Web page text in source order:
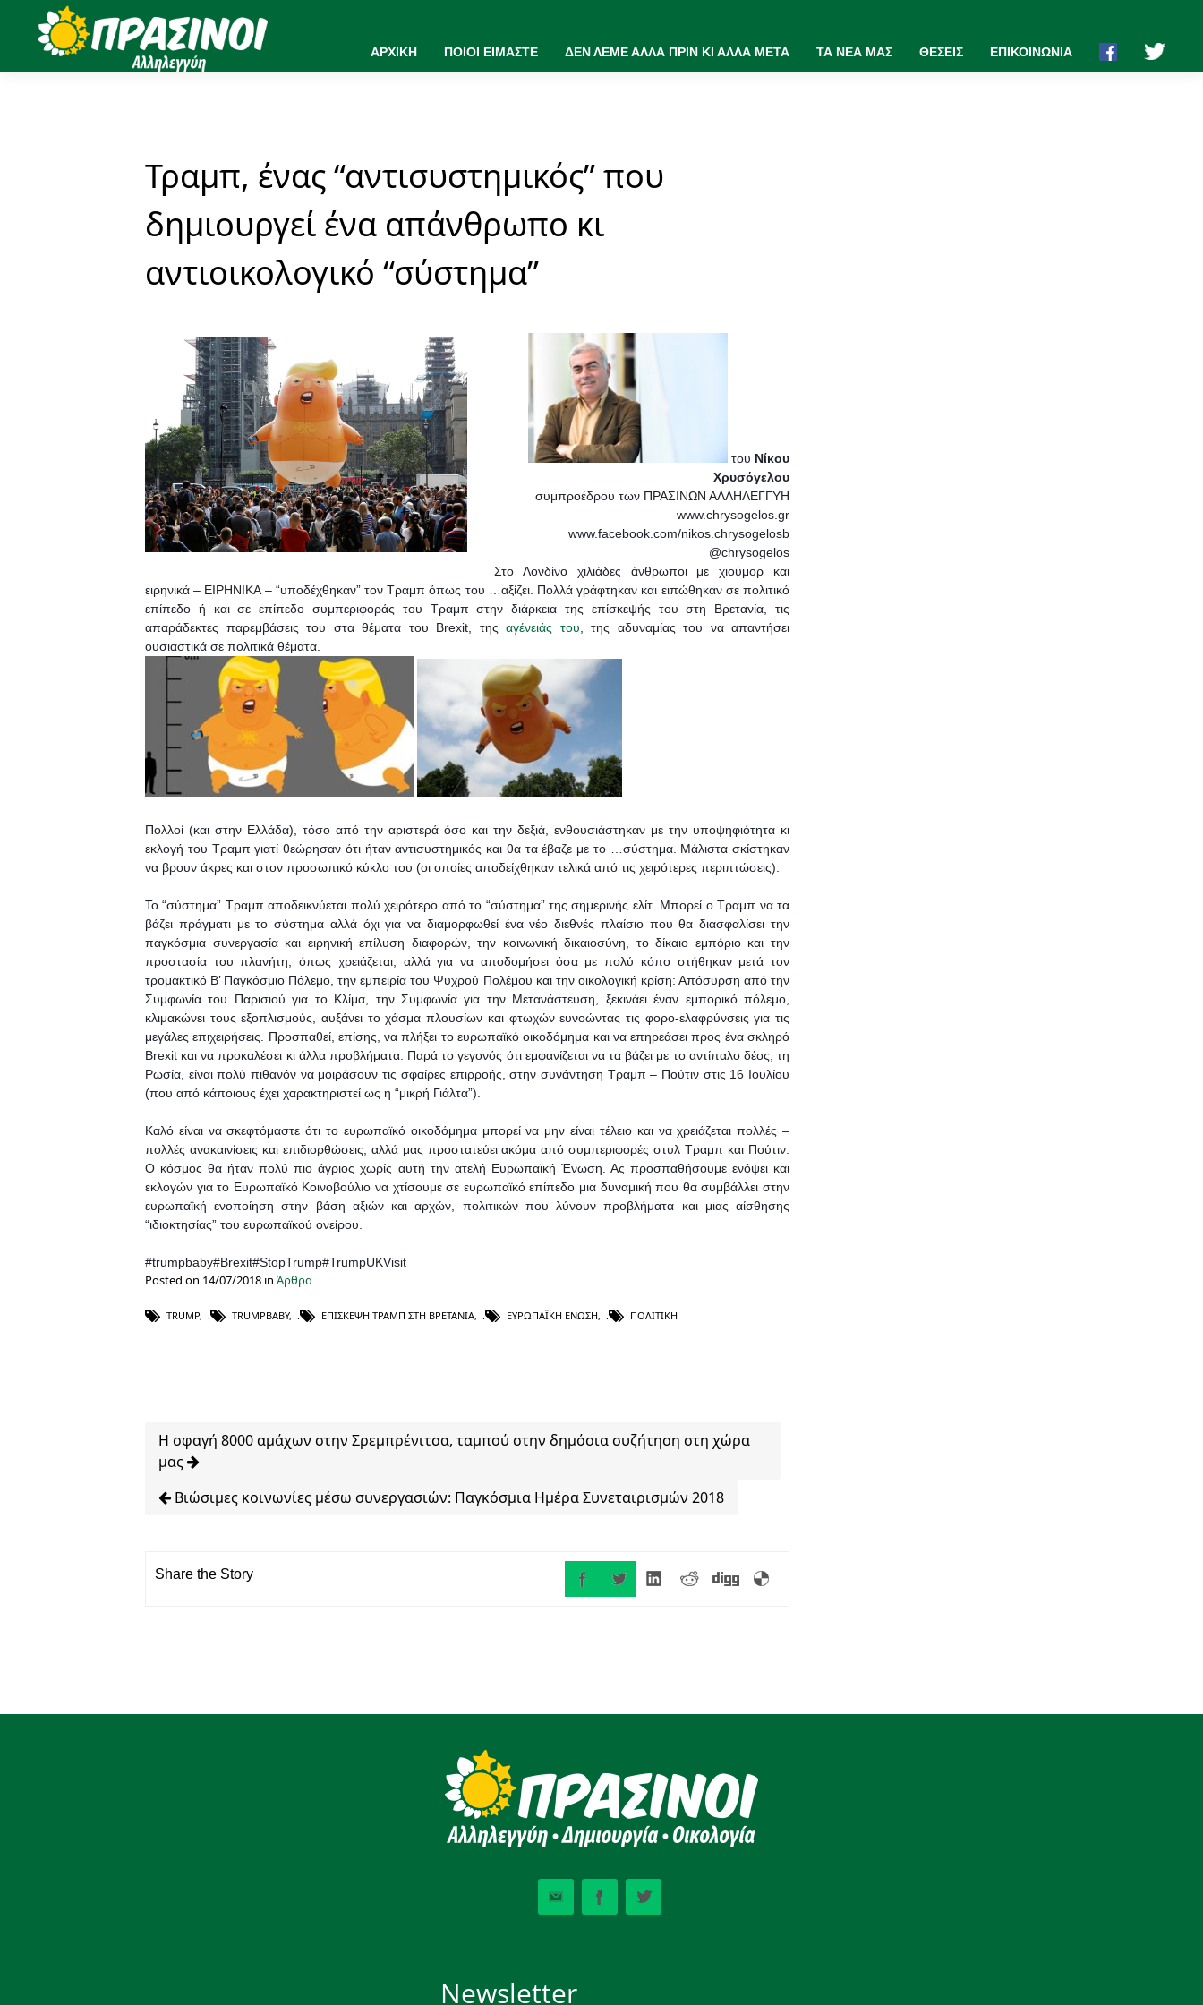
ΑΡΧΙΚΗ ΠΟΙΟΙ ΕΙΜΑΣΤΕ ΔΕΝ ΛΕΜΕ ΑΛΛΑ ΠΡΙΝ ΚΙ ΑΛΛΑ ΜΕΤΑ ΤΑ ΝΕΑ ΜΑΣ ΘΕΣΕΙΣ ΕΠΙΚΟΙΝΩΝΙΑ
Τραμπ, ένας “αντισυστημικός” που
δημιουργεί ένα απάνθρωπο κι
αντιοικολογικό “σύστημα”
του Νίκου
Χρυσόγελου
συμπροέδρου των ΠΡΑΣΙΝΩΝ ΑΛΛΗΛΕΓΓΥΗ
www.chrysogelos.gr
www.facebook.com/nikos.chrysogelosb
@chrysogelos
Στο Λονδίνο χιλιάδες άνθρωποι με χιούμορ και
ειρηνικά – ΕΙΡΗΝΙΚΑ – “υποδέχθηκαν” τον Τραμπ όπως του …αξίζει. Πολλά γράφτηκαν και ειπώθηκαν σε πολιτικό
επίπεδο ή και σε επίπεδο συμπεριφοράς του Τραμπ στην διάρκεια της επίσκεψής του στη Βρετανία, τις
απαράδεκτες παρεμβάσεις του στα θέματα του Brexit, της αγένειάς του, της αδυναμίας του να απαντήσει
ουσιαστικά σε πολιτικά θέματα.
Πολλοί (και στην Ελλάδα), τόσο από την αριστερά όσο και την δεξιά, ενθουσιάστηκαν με την υποψηφιότητα κι
εκλογή του Τραμπ γιατί θεώρησαν ότι ήταν αντισυστημικός και θα τα έβαζε με το …σύστημα. Μάλιστα σκίστηκαν
να βρουν άκρες και στον προσωπικό κύκλο του (οι οποίες αποδείχθηκαν τελικά από τις χειρότερες περιπτώσεις).
Το “σύστημα” Τραμπ αποδεικνύεται πολύ χειρότερο από το “σύστημα” της σημερινής ελίτ. Μπορεί ο Τραμπ να τα
βάζει πράγματι με το σύστημα αλλά όχι για να διαμορφωθεί ένα νέο διεθνές πλαίσιο που θα διασφαλίσει την
παγκόσμια συνεργασία και ειρηνική επίλυση διαφορών, την κοινωνική δικαιοσύνη, το δίκαιο εμπόριο και την
προστασία του πλανήτη, όπως χρειάζεται, αλλά για να αποδομήσει όσα με πολύ κόπο στήθηκαν μετά τον
τρομακτικό Β’ Παγκόσμιο Πόλεμο, την εμπειρία του Ψυχρού Πολέμου και την οικολογική κρίση: Απόσυρση από την
Συμφωνία του Παρισιού για το Κλίμα, την Συμφωνία για την Μετανάστευση, ξεκινάει έναν εμπορικό πόλεμο,
κλιμακώνει τους εξοπλισμούς, αυξάνει το χάσμα πλουσίων και φτωχών ευνοώντας τις φορο-ελαφρύνσεις για τις
μεγάλες επιχειρήσεις. Προσπαθεί, επίσης, να πλήξει το ευρωπαϊκό οικοδόμημα και να επηρεάσει προς ένα σκληρό
Brexit και να προκαλέσει κι άλλα προβλήματα. Παρά το γεγονός ότι εμφανίζεται να τα βάζει με το αντίπαλο δέος, τη
Ρωσία, είναι πολύ πιθανόν να μοιράσουν τις σφαίρες επιρροής, στην συνάντηση Τραμπ – Πούτιν στις 16 Ιουλίου
(που από κάποιους έχει χαρακτηριστεί ως η “μικρή Γιάλτα”).
Καλό είναι να σκεφτόμαστε ότι το ευρωπαϊκό οικοδόμημα μπορεί να μην είναι τέλειο και να χρειάζεται πολλές –
πολλές ανακαινίσεις και επιδιορθώσεις, αλλά μας προστατεύει ακόμα από συμπεριφορές στυλ Τραμπ και Πούτιν.
Ο κόσμος θα ήταν πολύ πιο άγριος χωρίς αυτή την ατελή Ευρωπαϊκή Ένωση. Ας προσπαθήσουμε ενόψει και
εκλογών για το Ευρωπαϊκό Κοινοβούλιο να χτίσουμε σε ευρωπαϊκό επίπεδο μια δυναμική που θα συμβάλλει στην
ευρωπαϊκή ενοποίηση στην βάση αξιών και αρχών, πολιτικών που λύνουν προβλήματα και μιας αίσθησης
“ιδιοκτησίας” του ευρωπαϊκού ονείρου.
#trumpbaby#Brexit#StopTrump#TrumpUKVisit
Posted on 14/07/2018 in Άρθρα
TRUMP, TRUMPBABY, ΕΠΊΣΚΕΨΗ ΤΡΑΜΠ ΣΤΗ ΒΡΕΤΑΝΊΑ, ΕΥΡΩΠΑΪΚΉ ΈΝΩΣΗ, ΠΟΛΙΤΙΚΉ
Η σφαγή 8000 αμάχων στην Σρεμπρένιτσα, ταμπού στην δημόσια συζήτηση στη χώρα
μας
Βιώσιμες κοινωνίες μέσω συνεργασιών: Παγκόσμια Ημέρα Συνεταιρισμών 2018
Share the Story
Newsletter